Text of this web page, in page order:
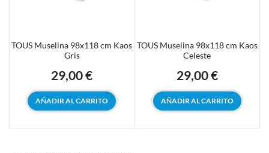
TOUS Muselina 98x118 cm Kaos
Gris
Precio
29,00 €
AÑADIR AL CARRITO
TOUS Muselina 98x118 cm Kaos
Celeste
Precio
29,00 €
AÑADIR AL CARRITO